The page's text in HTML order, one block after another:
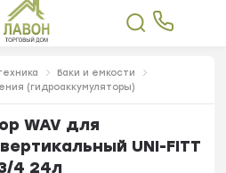
Баки и емкости
(гидроаккумуляторы)
WAV для
UNI-FITT
4 24л